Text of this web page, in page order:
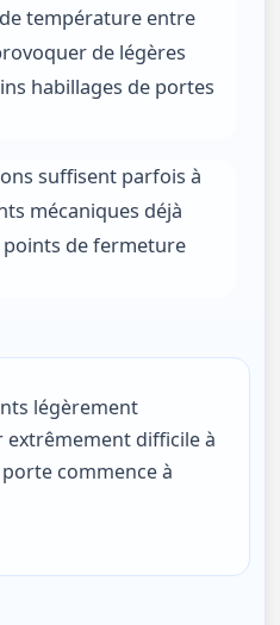
température entre
de légères
habillages de portes
suffisent parfois à
mécaniques déjà
points de fermeture
légèrement
extrêmement difficile à
commence à